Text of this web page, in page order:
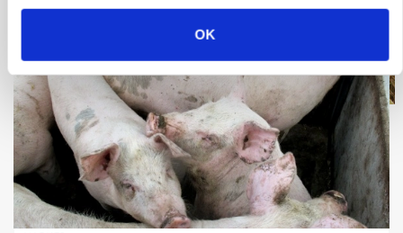
OK